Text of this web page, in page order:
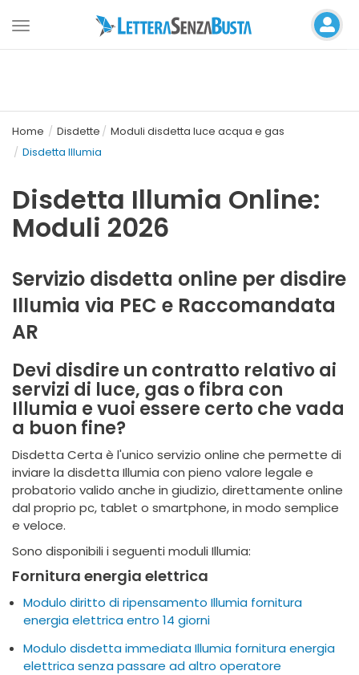
Toggle
Home Disdette
Moduli disdetta luce acqua e gas
Disdetta Illumia
Disdetta Illumia Online:
Moduli 2026
Servizio disdetta online per disdire
Illumia via PEC e Raccomandata
AR
Devi disdire un contratto relativo ai
servizi di luce, gas o fibra con
Illumia e vuoi essere certo che vada
a buon fine?
Disdetta Certa è l'unico servizio online che permette di
inviare la disdetta Illumia con pieno valore legale e
probatorio valido anche in giudizio, direttamente online
dal proprio pc, tablet o smartphone, in modo semplice
e veloce.
Sono disponibili i seguenti moduli Illumia:
Fornitura energia elettrica
Modulo diritto di ripensamento Illumia fornitura
energia elettrica entro 14 giorni
Modulo disdetta immediata Illumia fornitura energia
elettrica senza passare ad altro operatore